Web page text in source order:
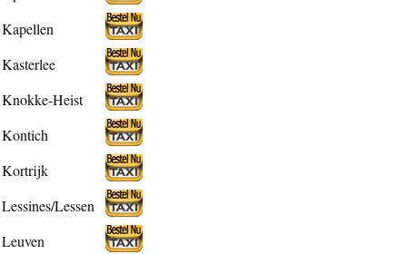
Kapellen
Kasterlee
Knokke-Heist
Kontich
Kortrijk
Lessines/Lessen
Leuven